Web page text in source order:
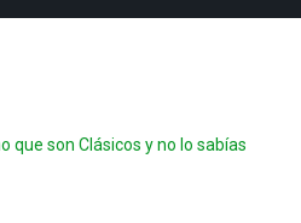
que son Clásicos y no lo sabías